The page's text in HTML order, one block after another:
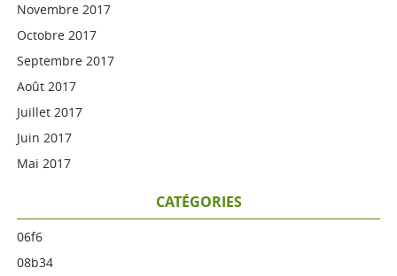
Novembre 2017
Octobre 2017
Septembre 2017
Août 2017
Juillet 2017
Juin 2017
Mai 2017
CATÉGORIES
06f6
08b34